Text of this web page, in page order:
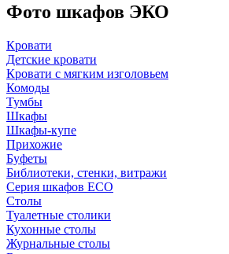
Фото шкафов ЭКО
Кровати
Детские кровати
Кровати с мягким изголовьем
Комоды
Тумбы
Шкафы
Шкафы-купе
Прихожие
Буфеты
Библиотеки, стенки, витражи
Серия шкафов ECO
Столы
Туалетные столики
Кухонные столы
Журнальные столы